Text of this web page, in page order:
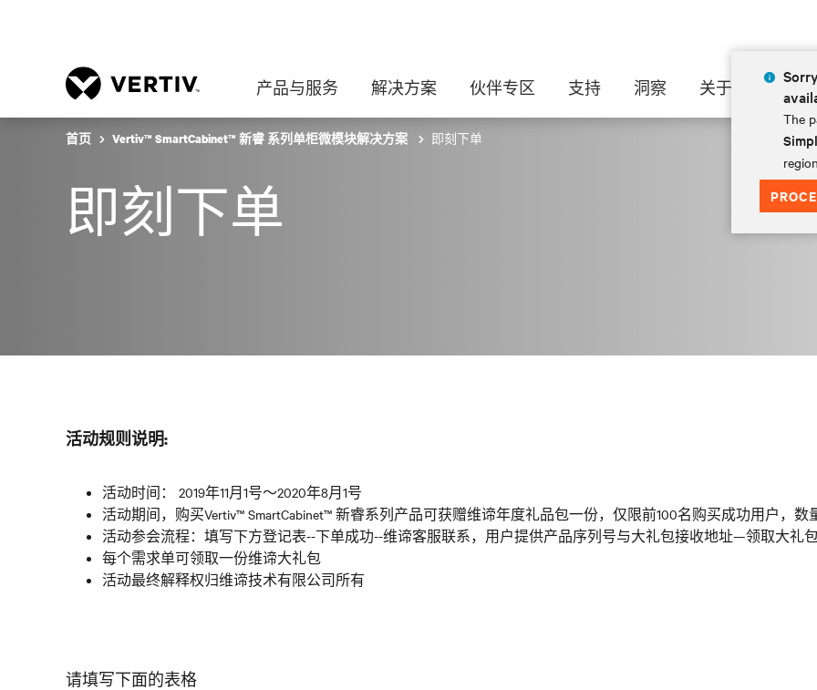
The
产品与服务 解决方案 伙伴专区 支持 洞察 关于
首页 Vertiv™ SmartCabinet™ 新睿 系列单柜微模块解决方案 即刻下单
即刻下单
活动规则说明:
活动时间： 2019年11月1号～2020年8月1号
活动期间，购买Vertiv™ SmartCabinet™ 新睿系列产品可获赠维谛年度礼品包一份，仅限前100名购买成功用户，
活动参会流程：填写下方登记表--下单成功--维谛客服联系，用户提供产品序列号与大礼包接收地址—领取大礼
每个需求单可领取一份维谛大礼包
活动最终解释权归维谛技术有限公司所有
请填写下面的表格